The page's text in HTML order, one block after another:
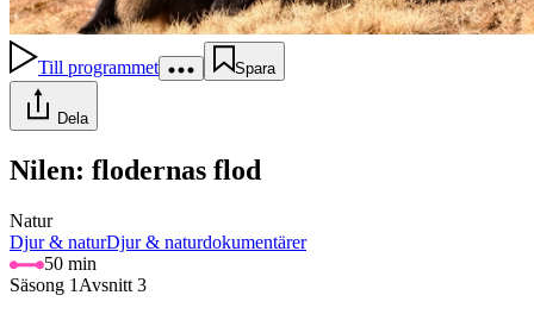
Till programmet Spara
Dela
Nilen: flodernas flod
Natur
Djur & naturDjur & naturdokumentärer
50 min
Säsong 1 Avsnitt 3